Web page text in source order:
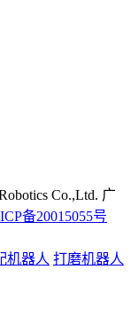
Co.,Ltd. 广
备20015055号
机器人 打磨机器人